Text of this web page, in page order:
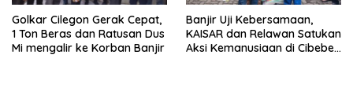
Golkar Cilegon Gerak Cepat,
1 Ton Beras dan Ratusan Dus
Mi mengalir ke Korban Banjir
Banjir Uji Kebersamaan,
KAISAR dan Relawan Satukan
Aksi Kemanusiaan di Cibeber